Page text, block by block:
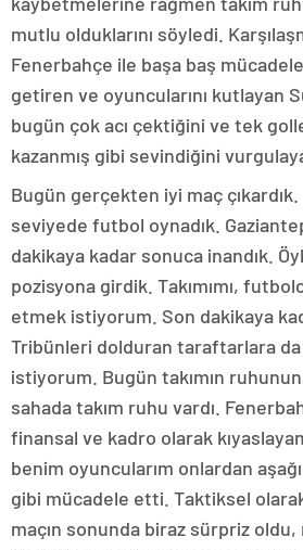
mutlu olduklarını söyledi.
Fenerbahçe ile başa baş
getiren ve oyuncularını kutlayan
bugün çok acı çektiğini ve tek
kazanmış gibi sevindiğini
Bugün gerçekten iyi maç
seviyede futbol oynadık.
dakikaya kadar sonuca inandık.
pozisyona girdik. Takımımı,
etmek istiyorum. Son dakikaya
Tribünleri dolduran taraftarlara
istiyorum. Bugün takımın ruhunun
sahada takım ruhu vardı.
finansal ve kadro olarak
benim oyuncularım onlardan
gibi mücadele etti. Taktiksel
maçın sonunda biraz sürpriz oldu,